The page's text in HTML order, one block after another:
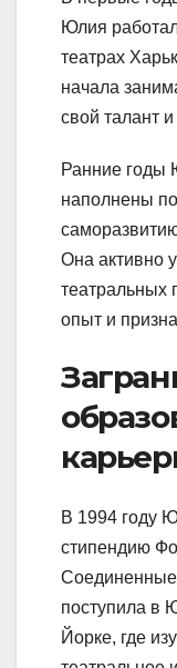
Юлия
театрах
начала
свой талант
Ранние годы
наполнены
Она активно
театральных
опыт и
В 1994 году
стипендию
поступила в
Йорке, где